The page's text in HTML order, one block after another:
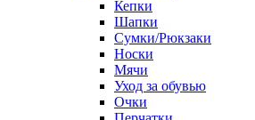
Кепки
Шапки
Сумки/Рюкзаки
Носки
Мячи
Уход за обувью
Очки